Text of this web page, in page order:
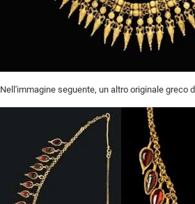
Nell'immagine seguente, un altro originale greco